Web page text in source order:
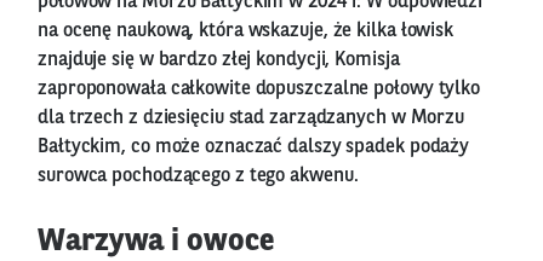
na ocenę naukową, która wskazuje, że kilka łowisk
znajduje się w bardzo złej kondycji, Komisja
zaproponowała całkowite dopuszczalne połowy tylko
dla trzech z dziesięciu stad zarządzanych w Morzu
Bałtyckim, co może oznaczać dalszy spadek podaży
surowca pochodzącego z tego akwenu.
Warzywa i owoce